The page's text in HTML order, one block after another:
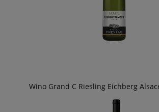
Wino Grand C Riesling Eichberg